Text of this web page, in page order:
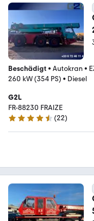
Beschädigt• Autokran •
260 kW (354 PS) • Diesel
G2L
FR-88230 FRAIZE
4.5 Sterne
(22)